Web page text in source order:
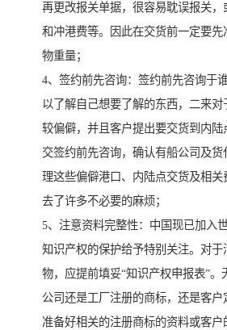
再更改报关单据，很容易耽误报关，
和冲港费等。因此在交货前一定要先
物重量；
4、签约前先咨询：签约前先咨询于
以了解自己想要了解的东西，二来对
较偏僻，并且客户提出要交货到内陆
交签约前先咨询，确认有船公司及
理这些偏僻港口、内陆点交货及相关
去了许多不必要的麻烦；
5、注意资料完整性：中国现已加入
知识产权的保护给予特别关注。对于
物，应提前填妥“知识产权申报表”。
公司还是工厂注册的商标，还是客
准备好相关的注册商标的资料或客